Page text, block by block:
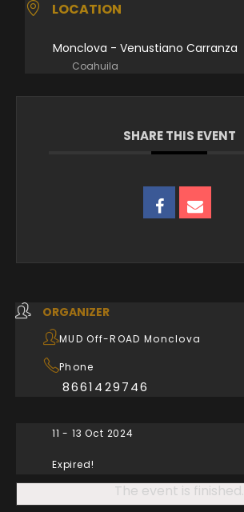
LOCATION
Monclova - Venustiano Carranza
Coahuila
SHARE THIS EVENT
ORGANIZER
MUD Off-ROAD Monclova
Phone
8661429746
11 - 13 Oct 2024
Expired!
The event is finished.